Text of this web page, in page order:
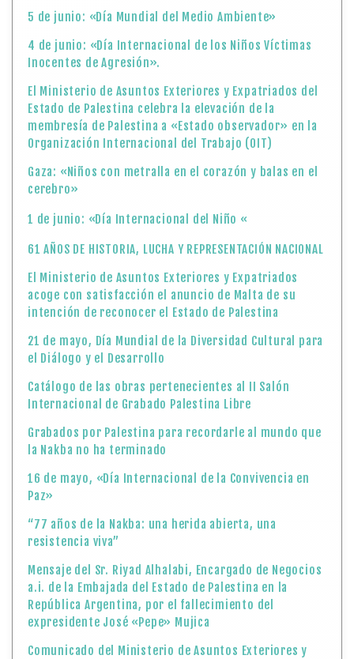
5 de junio: «Día Mundial del Medio Ambiente»
4 de junio: «Día Internacional de los Niños Víctimas
Inocentes de Agresión».
El Ministerio de Asuntos Exteriores y Expatriados del
Estado de Palestina celebra la elevación de la
membresía de Palestina a «Estado observador» en la
Organización Internacional del Trabajo (OIT)
Gaza: «Niños con metralla en el corazón y balas en el
cerebro»
1 de junio: «Día Internacional del Niño «
61 AÑOS DE HISTORIA, LUCHA Y REPRESENTACIÓN NACIONAL
El Ministerio de Asuntos Exteriores y Expatriados
acoge con satisfacción el anuncio de Malta de su
intención de reconocer el Estado de Palestina
21 de mayo, Día Mundial de la Diversidad Cultural para
el Diálogo y el Desarrollo
Catálogo de las obras pertenecientes al II Salón
Internacional de Grabado Palestina Libre
Grabados por Palestina para recordarle al mundo que
la Nakba no ha terminado
16 de mayo, «Día Internacional de la Convivencia en
Paz»
“77 años de la Nakba: una herida abierta, una
resistencia viva”
Mensaje del Sr. Riyad Alhalabi, Encargado de Negocios
a.i. de la Embajada del Estado de Palestina en la
República Argentina, por el fallecimiento del
expresidente José «Pepe» Mujica
Comunicado del Ministerio de Asuntos Exteriores y